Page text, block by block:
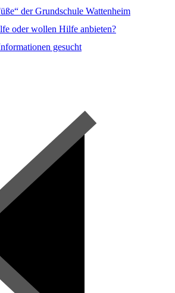
der Grundschule Wattenheim
oder wollen Hilfe anbieten?
gesucht